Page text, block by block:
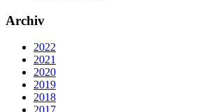
Archiv
2022
2021
2020
2019
2018